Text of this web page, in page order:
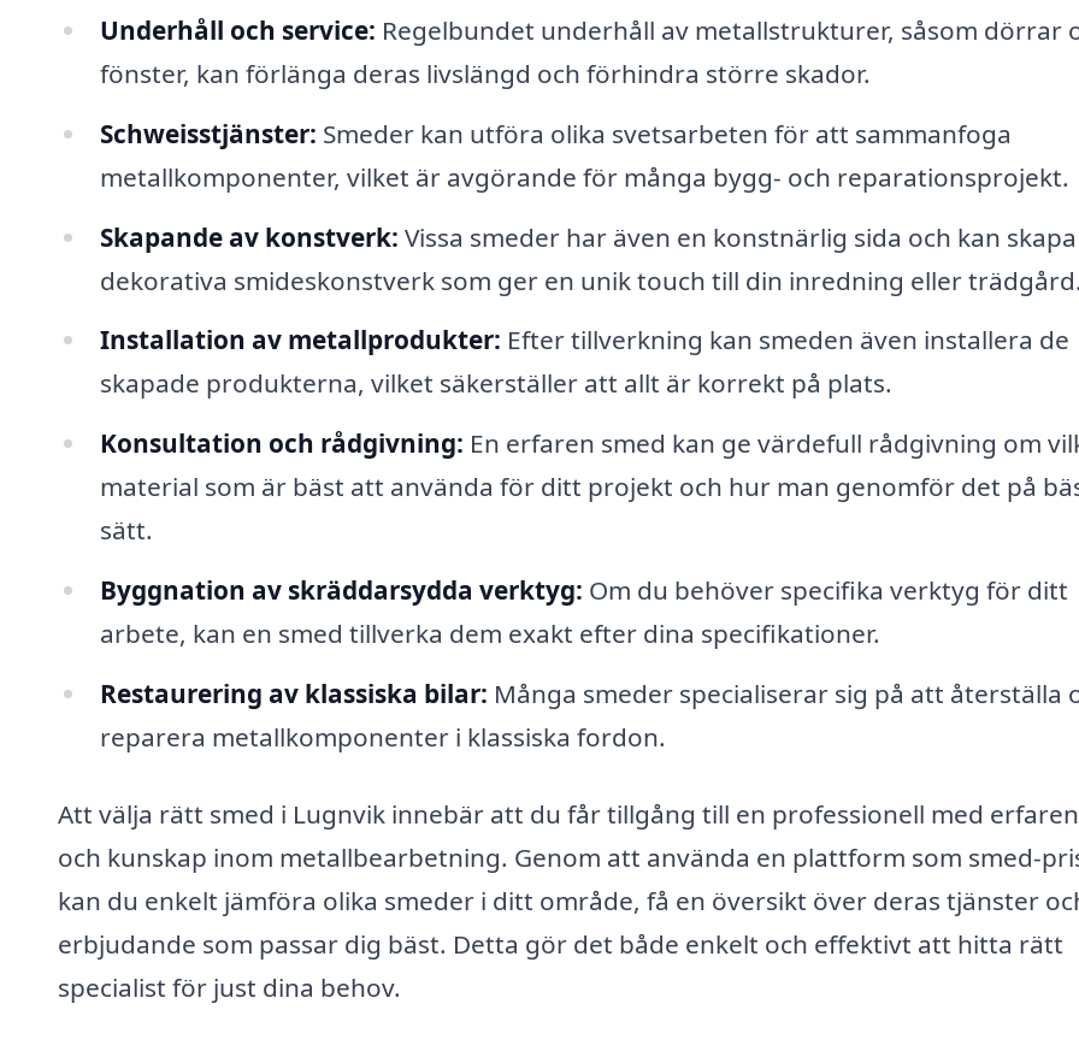
Underhåll och service: Regelbundet underhåll av metallstrukturer, såsom dörrar
fönster, kan förlänga deras livslängd och förhindra större skador.
Schweisstjänster: Smeder kan utföra olika svetsarbeten för att sammanfoga
metallkomponenter, vilket är avgörande för många bygg- och reparationsprojekt.
Skapande av konstverk: Vissa smeder har även en konstnärlig sida och kan skapa
dekorativa smideskonstverk som ger en unik touch till din inredning eller trädgård.
Installation av metallprodukter: Efter tillverkning kan smeden även installera de
skapade produkterna, vilket säkerställer att allt är korrekt på plats.
Konsultation och rådgivning: En erfaren smed kan ge värdefull rådgivning om
material som är bäst att använda för ditt projekt och hur man genomför det på
sätt.
Byggnation av skräddarsydda verktyg: Om du behöver specifika verktyg för ditt
arbete, kan en smed tillverka dem exakt efter dina specifikationer.
Restaurering av klassiska bilar: Många smeder specialiserar sig på att återställa
reparera metallkomponenter i klassiska fordon.
Att välja rätt smed i Lugnvik innebär att du får tillgång till en professionell med
och kunskap inom metallbearbetning. Genom att använda en plattform som smed-
kan du enkelt jämföra olika smeder i ditt område, få en översikt över deras tjänster
erbjudande som passar dig bäst. Detta gör det både enkelt och effektivt att hitta rätt
specialist för just dina behov.